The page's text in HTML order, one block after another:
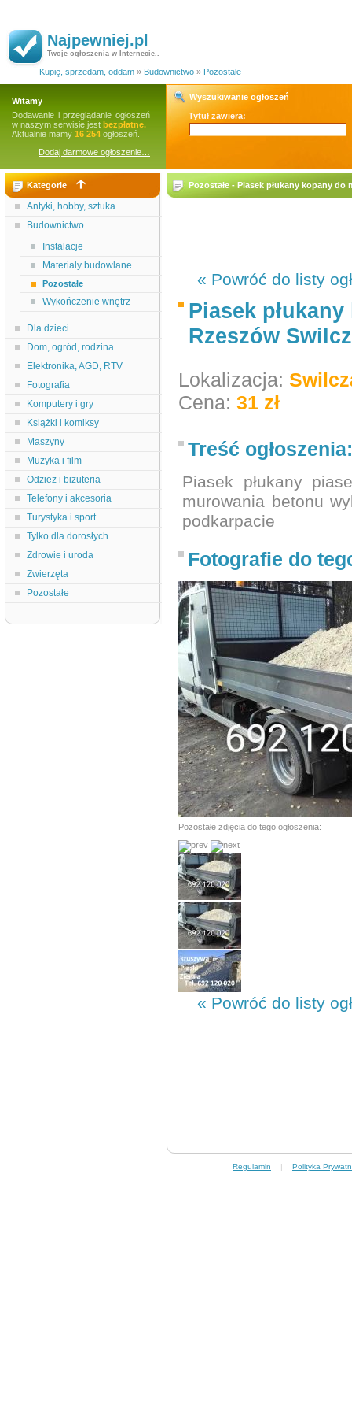
Najpewniej.pl
Twoje ogłoszenia w Internecie..
Kupię, sprzedam, oddam » Budownictwo » Pozostałe
Witamy
Dodawanie i przeglądanie ogłoszeń
w naszym serwisie jest bezpłatne.
Aktualnie mamy 16 254 ogłoszeń.
Dodaj darmowe ogłoszenie…
Wyszukiwanie ogłoszeń
Tytuł zawiera:
Kategorie
Antyki, hobby, sztuka
Budownictwo
Instalacje
Materiały budowlane
Pozostałe
Wykończenie wnętrz
Dla dzieci
Dom, ogród, rodzina
Elektronika, AGD, RTV
Fotografia
Komputery i gry
Książki i komiksy
Maszyny
Muzyka i film
Odzież i biżuteria
Telefony i akcesoria
Turystyka i sport
Tylko dla dorosłych
Zdrowie i uroda
Zwierzęta
Pozostałe
Pozostałe - Piasek płukany kopany
« Powróć do listy
Piasek
Rzeszów
Lokalizacja:
Cena: 31 zł
Treść ogłoszenia:
Piasek płukany
murowania betonu
podkarpacie
Fotografie do
Pozostałe zdjęcia do tego ogłoszenia:
« Powróć do listy
Regulamin | Polityka